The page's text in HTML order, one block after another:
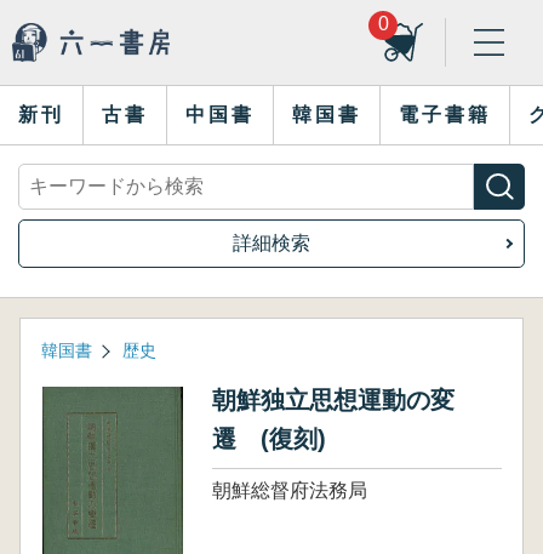
0
新刊 古書 中国書 韓国書 電子書籍
詳細検索
韓国書 歴史
朝鮮独立思想運動の変
遷 (復刻)
朝鮮総督府法務局